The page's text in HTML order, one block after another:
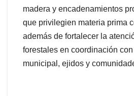
madera y encadenamientos
que privilegien materia prima
además de fortalecer la
forestales en coordinación
municipal, ejidos y